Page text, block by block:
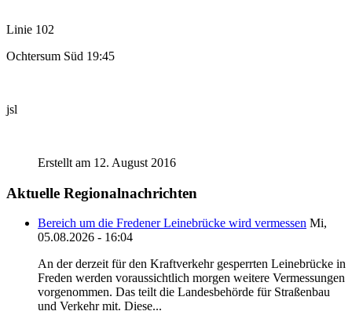
Linie 102
Ochtersum Süd 19:45
jsl
Erstellt am 12. August 2016
Aktuelle Regionalnachrichten
Bereich um die Fredener Leinebrücke wird vermessen Mi,
05.08.2026 - 16:04
An der derzeit für den Kraftverkehr gesperrten Leinebrücke in
Freden werden voraussichtlich morgen weitere Vermessungen
vorgenommen. Das teilt die Landesbehörde für Straßenbau
und Verkehr mit. Diese...